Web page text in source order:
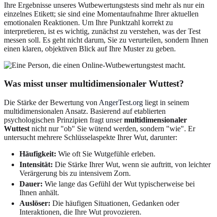
Ihre Ergebnisse unseres Wutbewertungstests sind mehr als nur ein
einzelnes Etikett; sie sind eine Momentaufnahme Ihrer aktuellen
emotionalen Reaktionen. Um Ihre Punktzahl korrekt zu
interpretieren, ist es wichtig, zunächst zu verstehen, was der Test
messen soll. Es geht nicht darum, Sie zu verurteilen, sondern Ihnen
einen klaren, objektiven Blick auf Ihre Muster zu geben.
Was misst unser multidimensionaler Wuttest?
Die Stärke der Bewertung von AngerTest.org liegt in seinem
multidimensionalen Ansatz. Basierend auf etablierten
psychologischen Prinzipien fragt unsermultidimensionaler
Wuttest nicht nur "ob" Sie wütend werden, sondern "wie". Er
untersucht mehrere Schlüsselaspekte Ihrer Wut, darunter:
Häufigkeit: Wie oft Sie Wutgefühle erleben.
Intensität: Die Stärke Ihrer Wut, wenn sie auftritt, von leichter
Verärgerung bis zu intensivem Zorn.
Dauer: Wie lange das Gefühl der Wut typischerweise bei
Ihnen anhält.
Auslöser: Die häufigen Situationen, Gedanken oder
Interaktionen, die Ihre Wut provozieren.